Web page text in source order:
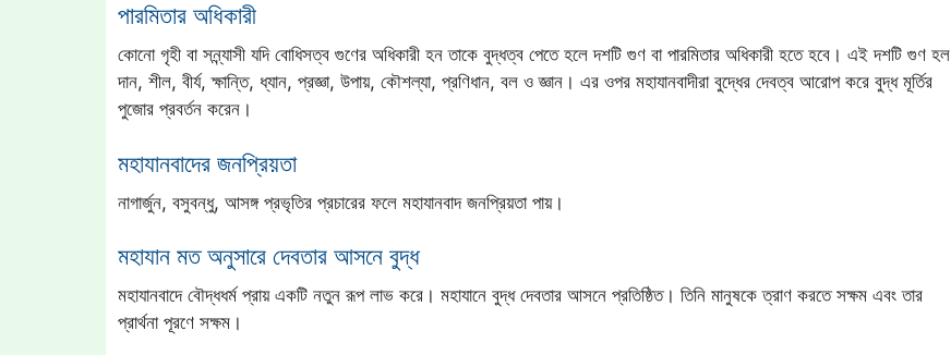
পারমিতার অধিকারী
কোনো গৃহী বা সন্ন্যাসী যদি বোধিসত্ব গুণের অধিকারী হন তাকে বুদ্ধত্ব পেতে হলে দশটি গুণ বা পারমিতার অধিকারী হতে হবে। এই দশটি গুণ হল
দান, শীল, বীর্য, ক্ষান্তি, ধ্যান, প্রজ্ঞা, উপায়, কৌশল্যা, প্রণিধান, বল ও জ্ঞান। এর ওপর মহাযানবাদীরা বুদ্ধের দেবত্ব আরোপ করে বুদ্ধ মূর্তির
পুজোর প্রবর্তন করেন।
মহাযানবাদের জনপ্রিয়তা
নাগার্জুন, বসুবন্ধু, আসঙ্গ প্রভৃতির প্রচারের ফলে মহাযানবাদ জনপ্রিয়তা পায়।
মহাযান মত অনুসারে দেবতার আসনে বুদ্ধ
মহাযানবাদে বৌদ্ধধর্ম প্রায় একটি নতুন রূপ লাভ করে। মহাযানে বুদ্ধ দেবতার আসনে প্রতিষ্ঠিত। তিনি মানুষকে ত্রাণ করতে সক্ষম এবং তার
প্রার্থনা পূরণে সক্ষম।